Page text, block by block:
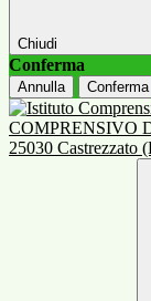
Chiudi
Conferma
Annulla Conferma
COMPRENSIVO
25030 Castrezzato